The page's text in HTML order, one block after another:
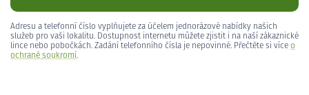
Adresu a telefonní číslo vyplňujete za účelem jednorázové nabídky našich
služeb pro vaši lokalitu. Dostupnost internetu můžete zjistit i na naší zákaznické
lince nebo pobočkách. Zadání telefonního čísla je nepovinné. Přečtěte si více o
ochraně soukromí.